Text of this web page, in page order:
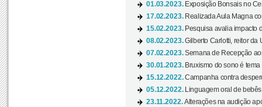
01.03.2023. Exposição Bonsais no
17.02.2023. Realizada Aula Magna
15.02.2023. Pesquisa avalia impacto
08.02.2023.Gilberto Carlotti, reitor da
07.02.2023.Semana de Recepção
30.01.2023. Bruxismo do sono é
15.12.2022.Campanha contra
05.12.2022.
Linguagem oral de
23.11.2022.Alterações na audição